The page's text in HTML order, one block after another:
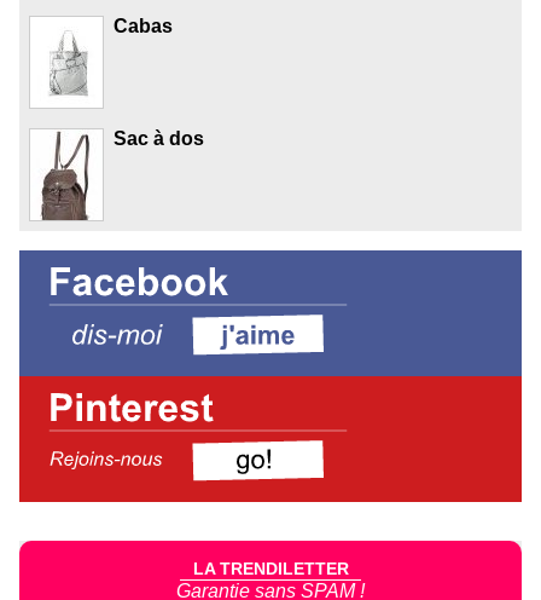
Cabas
Sac à dos
LA TRENDILETTER
Garantie sans SPAM !